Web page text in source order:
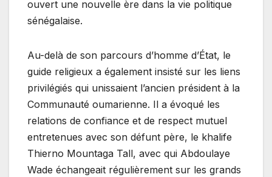
ouvert une nouvelle ère dans la vie politique
sénégalaise.
Au-delà de son parcours d’homme d’État, le
guide religieux a également insisté sur les liens
privilégiés qui unissaient l’ancien président à la
Communauté oumarienne. Il a évoqué les
relations de confiance et de respect mutuel
entretenues avec son défunt père, le khalife
Thierno Mountaga Tall, avec qui Abdoulaye
Wade échangeait régulièrement sur les grands